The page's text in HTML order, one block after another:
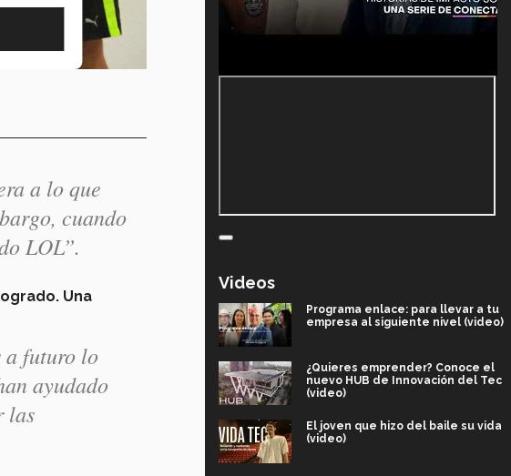
a lo que
cuando
LOL”.
Una
a futuro lo
ayudado
las
Videos
Programa enlace: para llevar a tu
empresa al siguiente nivel (video)
¿Quieres emprender? Conoce el
nuevo HUB de Innovación del Tec
(video)
El joven que hizo del baile su vida
(video)